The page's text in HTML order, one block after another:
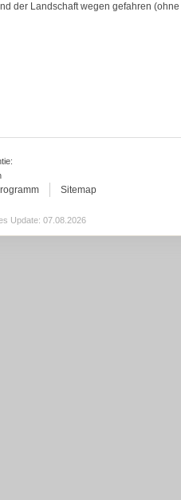
der Landschaft wegen gefahren (ohne
Sitemap
Update: 07.08.2026